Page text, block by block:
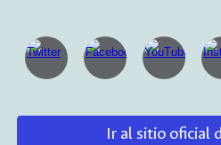
Ir al sitio oficial